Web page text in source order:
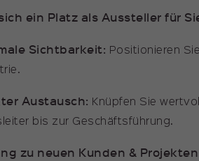
ein Platz als Aussteller für
Sichtbarkeit: Positionieren
Austausch: Knüpfen Sie
bis zur Geschäftsführung.
zu neuen Kunden &